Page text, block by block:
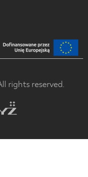
rights reserved.